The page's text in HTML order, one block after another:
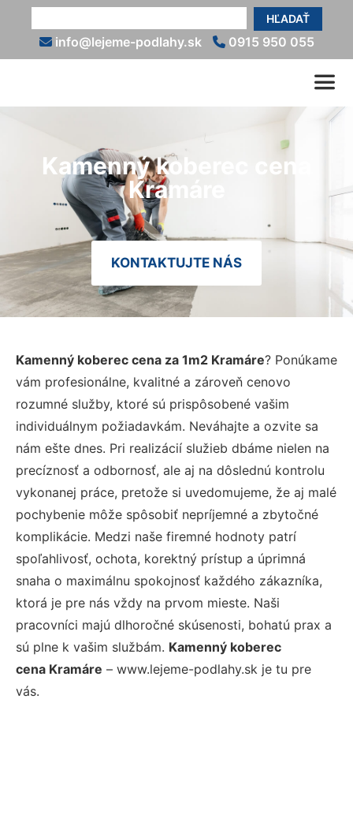
HĽADAŤ
info@lejeme-podlahy.sk 0915 950 055
Kamenný koberec cena
Kramáre
KONTAKTUJTE NÁS
Kamenný koberec cena za 1m2 Kramáre? Ponúkame
vám profesionálne, kvalitné a zároveň cenovo
rozumné služby, ktoré sú prispôsobené vašim
individuálnym požiadavkám. Neváhajte a ozvite sa
nám ešte dnes. Pri realizácií služieb dbáme nielen na
precíznosť a odbornosť, ale aj na dôslednú kontrolu
vykonanej práce, pretože si uvedomujeme, že aj malé
pochybenie môže spôsobiť nepríjemné a zbytočné
komplikácie. Medzi naše firemné hodnoty patrí
spoľahlivosť, ochota, korektný prístup a úprimná
snaha o maximálnu spokojnosť každého zákazníka,
ktorá je pre nás vždy na prvom mieste. Naši
pracovníci majú dlhoročné skúsenosti, bohatú prax a
sú plne k vašim službám. Kamenný koberec
cena Kramáre – www.lejeme-podlahy.sk je tu pre
vás.